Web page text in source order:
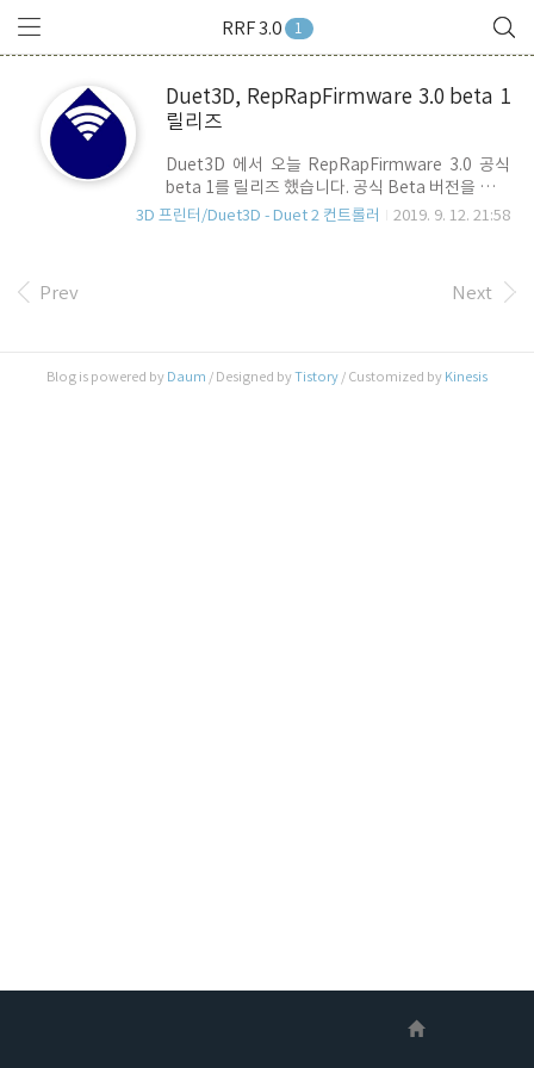
RRF 3.0 1
Duet3D, RepRapFirmware 3.0 beta 1
릴리즈
Duet3D 에서 오늘 RepRapFirmware 3.0 공식
beta 1를 릴리즈 했습니다. 공식 Beta 버전을 릴리
즈한 이유는 Duet 3 양산 보드 출시 및 배송과 맞추
만, 아직은 beta 버전이기 때문에 몇 가지 문제가
발생할 수도 있습니다. RRF(RepRapFirmware)
맞게 Configuration을 다시 잡아줘야 합니다. 따라
서, 향 후 3.0 버전으로 본젹적으로 전환하기 위한
3D 프린터/Duet3D - Duet 2 컨트롤러 2019. 9. 12. 21:58
Prev Next
Blog is powered by Daum / Designed byTistory / Customized by Kinesis